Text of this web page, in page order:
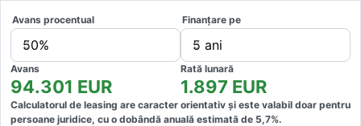
Avans procentual
50%
Finanțare pe
5 ani
Avans
94.301 EUR
Rată lunară
1.897 EUR
Calculatorul de leasing are caracter orientativ și este valabil doar pentru
persoane juridice, cu o dobândă anuală estimată de 5,7%.